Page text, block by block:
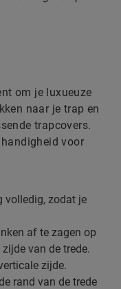
om je luxueuze
naar je trap en
trapcovers.
voor
volledig, zodat je
af te zagen op
van de trede.
zijde.
rand van de trede